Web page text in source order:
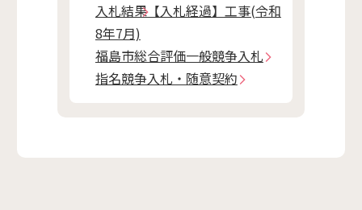
入札結果【入札経過】工事(令和
8年7月)
福島市総合評価一般競争入札
指名競争入札・随意契約